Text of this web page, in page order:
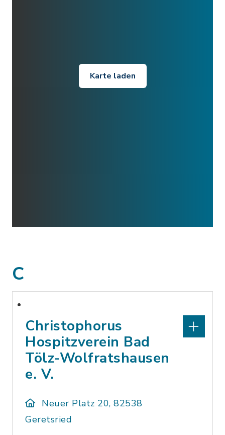
Karte laden
C
Christophorus
Hospitzverein Bad
Tölz-Wolfratshausen
e. V.
Neuer Platz 20, 82538
Geretsried